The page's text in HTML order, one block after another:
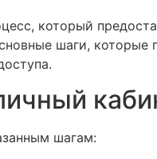
который
шаги,
шагам: